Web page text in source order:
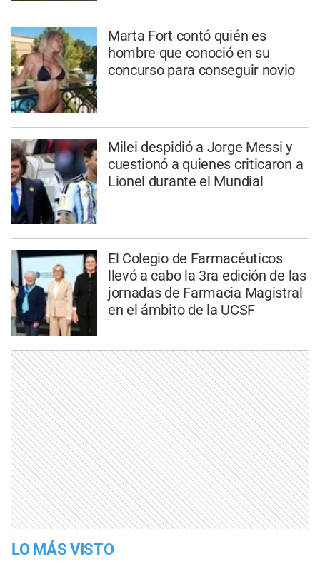
Marta Fort contó quién es
hombre que conoció en su
concurso para conseguir novio
Milei despidió a Jorge Messi y
cuestionó a quienes criticaron a
Lionel durante el Mundial
El Colegio de Farmacéuticos
llevó a cabo la 3ra edición de las
jornadas de Farmacia Magistral
en el ámbito de la UCSF
LO MÁS VISTO